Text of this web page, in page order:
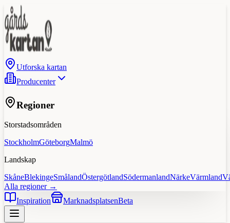
Utforska kartan
Producenter
Regioner
Storstadsområden
StockholmGöteborgMalmö
Landskap
SkåneBlekingeSmålandÖstergötlandSödermanlandNärkeVärmland
Alla regioner →
Inspiration
MarknadsplatsenBeta